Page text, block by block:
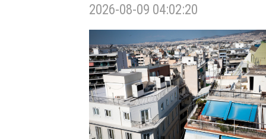
2026-08-09 04:02:20